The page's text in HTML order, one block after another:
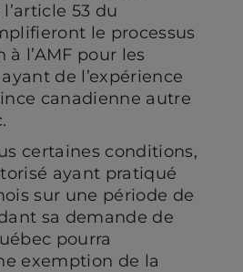
53 du
le processus
l’AMF pour les
de l’expérience
canadienne autre
certaines conditions,
ayant pratiqué
sur une période de
sa demande de
pourra
exemption de la